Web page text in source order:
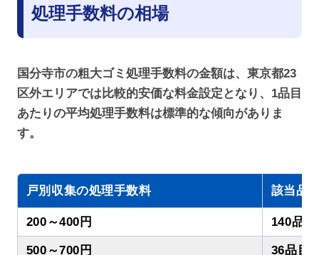
処理手数料の相場
国分寺市の粗大ゴミ処理手数料の金額は、東京都23
区外エリアでは比較的安価な料金設定となり、1品目
あたりの平均処理手数料は標準的な傾向がありま
す。
戸別収集の処理手数料 該当品
200～400円 140品目
500～700円 36品目